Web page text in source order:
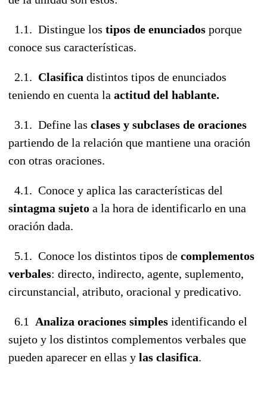
1.1. Distingue los tipos de enunciados porque
conoce sus características.
2.1. Clasifica distintos tipos de enunciados
teniendo en cuenta la actitud del hablante.
3.1. Define las clases y subclases de oraciones
partiendo de la relación que mantiene una oración
con otras oraciones.
4.1. Conoce y aplica las características del
sintagma sujeto a la hora de identificarlo en una
oración dada.
5.1. Conoce los distintos tipos de complementos
verbales: directo, indirecto, agente, suplemento,
circunstancial, atributo, oracional y predicativo.
6.1 Analiza oraciones simples identificando el
sujeto y los distintos complementos verbales que
pueden aparecer en ellas y las clasifica.